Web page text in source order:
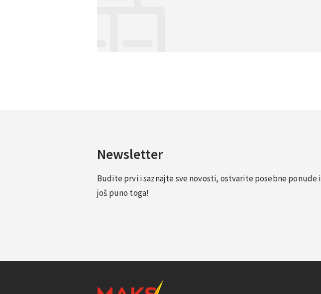
Newsletter
Budite prvi i saznajte sve novosti, ostvarite posebne ponude i
još puno toga!